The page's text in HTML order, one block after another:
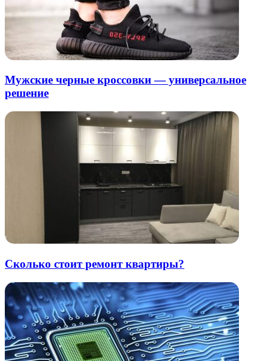
Мужские черные кроссовки — универсальное
решение
Сколько стоит ремонт квартиры?